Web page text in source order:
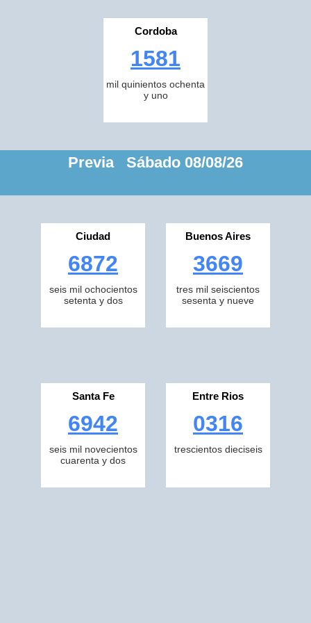
Cordoba
1581
mil quinientos ochenta
y uno
Previa Sábado 08/08/26
Ciudad
6872
seis mil ochocientos
setenta y dos
Buenos Aires
3669
tres mil seiscientos
sesenta y nueve
Santa Fe
6942
seis mil novecientos
cuarenta y dos
Entre Rios
0316
trescientos dieciseis